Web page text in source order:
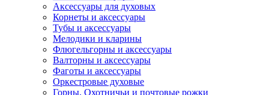
Аксессуары для духовых
Корнеты и аксессуары
Тубы и аксессуары
Мелодики и кларины
Флюгельгорны и аксессуары
Валторны и аксессуары
Фаготы и аксессуары
Оркестровые духовые
Горны. Охотничьи и почтовые рожки